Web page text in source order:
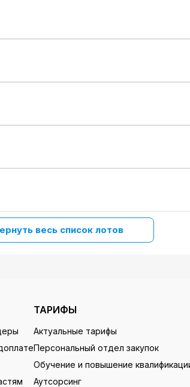
весь список лотов
ТАРИФЫ
Актуальные тарифы
Персональный отдел закупок
Обучение и повышение
Аутсорсинг